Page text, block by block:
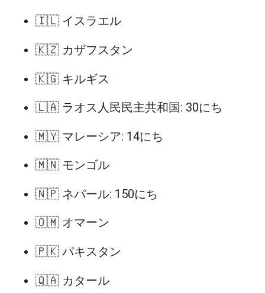
🇮🇱 イスラエル
🇰🇿 カザフスタン
🇰🇬 キルギス
🇱🇦 ラオス人民民主共和国: 30にち
🇲🇾 マレーシア: 14にち
🇲🇳 モンゴル
🇳🇵 ネパール: 150にち
🇴🇲 オマーン
🇵🇰 パキスタン
🇶🇦 カタール